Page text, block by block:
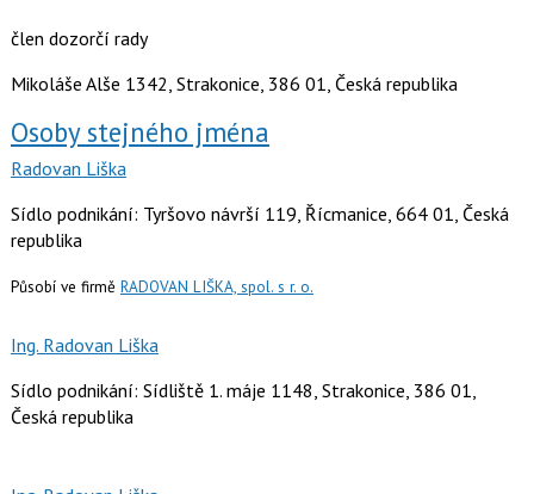
člen dozorčí rady
Mikoláše Alše 1342, Strakonice, 386 01, Česká republika
Osoby stejného jména
Radovan Liška
Sídlo podnikání: Tyršovo návrší 119, Řícmanice, 664 01, Česká
republika
Působí ve firmě RADOVAN LIŠKA, spol. s r. o.
Ing. Radovan Liška
Sídlo podnikání: Sídliště 1. máje 1148, Strakonice, 386 01,
Česká republika